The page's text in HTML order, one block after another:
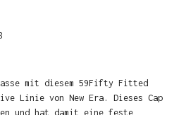
mit diesem 59Fifty Fitted
Linie von New Era. Dieses Cap
und hat damit eine feste